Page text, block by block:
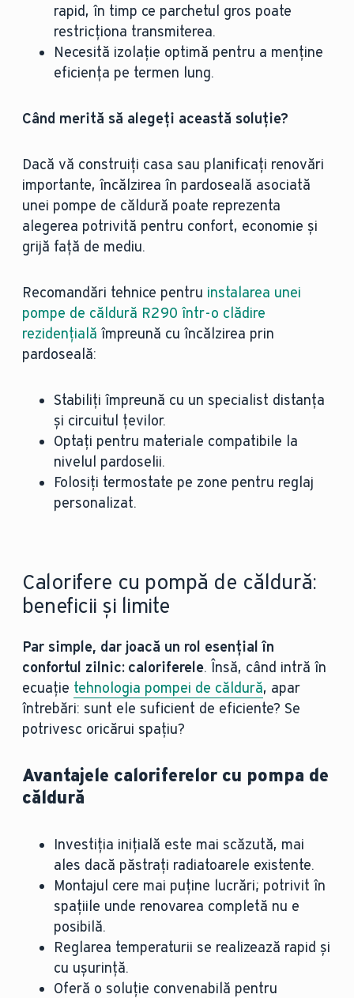
rapid, în timp ce parchetul gros poate
restricționa transmiterea.
Necesită izolație optimă pentru a menține
eficiența pe termen lung.
Când merită să alegeți această soluție?
Dacă vă construiți casa sau planificați renovări
importante, încălzirea în pardoseală asociată
unei pompe de căldură poate reprezenta
alegerea potrivită pentru confort, economie și
grijă față de mediu.
Recomandări tehnice pentru instalarea unei
pompe de căldură R290 într-o clădire
rezidențială împreună cu încălzirea prin
pardoseală:
Stabiliți împreună cu un specialist distanța
și circuitul țevilor.
Optați pentru materiale compatibile la
nivelul pardoselii.
Folosiți termostate pe zone pentru reglaj
personalizat.
Calorifere cu pompă de căldură:
beneficii și limite
Par simple, dar joacă un rol esențial în
confortul zilnic: caloriferele. Însă, când intră în
ecuație tehnologia pompei de căldură, apar
întrebări: sunt ele suficient de eficiente? Se
potrivesc oricărui spațiu?
Avantajele caloriferelor cu pompa de
căldură
Investiția inițială este mai scăzută, mai
ales dacă păstrați radiatoarele existente.
Montajul cere mai puține lucrări; potrivit în
spațiile unde renovarea completă nu e
posibilă.
Reglarea temperaturii se realizează rapid și
cu ușurință.
Oferă o soluție convenabilă pentru